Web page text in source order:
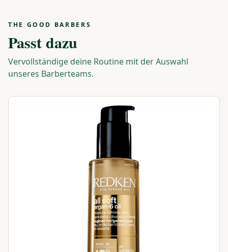
THE GOOD BARBERS
Passt dazu
Vervollständige deine Routine mit der Auswahl
unseres Barberteams.